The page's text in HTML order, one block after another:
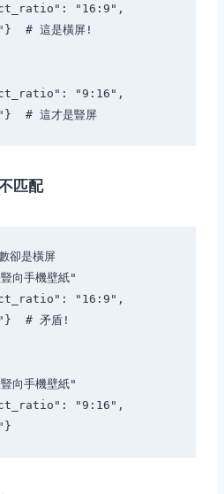
"16:9",
# 這是橫屏!
"9:16",
"resolution": "4K"}  # 這才是豎屏
匹配
卻是橫屏
向手機壁紙"
"16:9",
# 矛盾!
向手機壁紙"
"9:16",